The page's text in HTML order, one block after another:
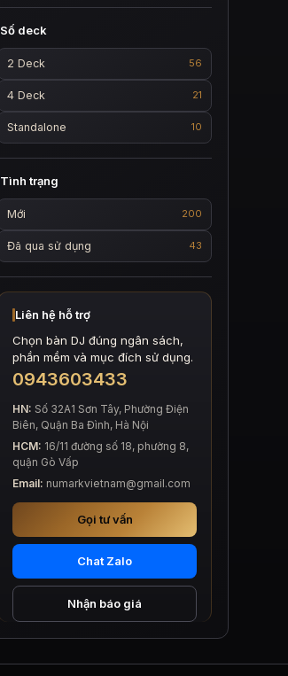
Số deck
2 Deck 56
4 Deck 21
Standalone 10
Tình trạng
Mới 200
Đã qua sử dụng 43
Liên hệ hỗ trợ
Chọn bàn DJ đúng ngân sách,
phần mềm và mục đích sử dụng.
0943603433
HN: Số 32A1 Sơn Tây, Phường Điện
Biên, Quận Ba Đình, Hà Nội
HCM: 16/11 đường số 18, phường 8,
quận Gò Vấp
Email: numarkvietnam@gmail.com
Gọi tư vấn
Chat Zalo
Nhận báo giá